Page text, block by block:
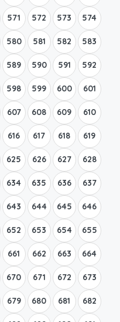
571 572 573 574
580 581 582 583
589 590 591 592
598 599 600 601
607 608 609 610
616 617 618 619
625 626 627 628
634 635 636 637
643 644 645 646
652 653 654 655
661 662 663 664
670 671 672 673
679 680 681 682